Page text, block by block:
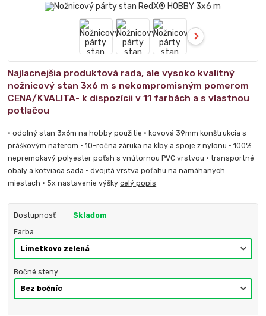
Najlacnejšia produktová rada, ale vysoko kvalitný
nožnicový stan 3x6 m s nekompromisným pomerom
CENA/KVALITA- k dispozícii v 11 farbách a s vlastnou
potlačou
• odolný stan 3x6m na hobby použitie • kovová 39mm konštrukcia s
práškovým náterom • 10-ročná záruka na kĺby a spoje z nylonu • 100%
nepremokavý polyester poťah s vnútornou PVC vrstvou • transportné
obaly a kotviaca sada • dvojitá vrstva poťahu na namáhaných
miestach • 5x nastavenie výškycelý popis
Dostupnosť Skladom
Farba
Bočné steny